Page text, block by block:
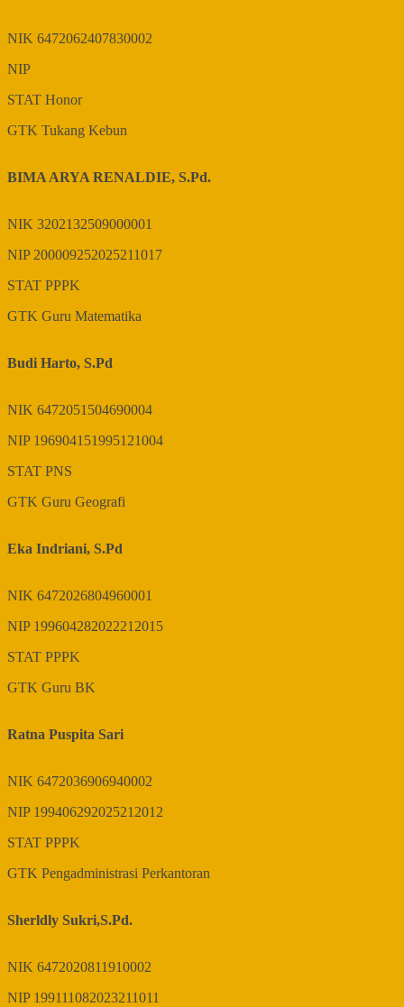
NIK 6472062407830002
NIP
STAT Honor
GTK Tukang Kebun
BIMA ARYA RENALDIE, S.Pd.
NIK 3202132509000001
NIP 200009252025211017
STAT PPPK
GTK Guru Matematika
Budi Harto, S.Pd
NIK 6472051504690004
NIP 196904151995121004
STAT PNS
GTK Guru Geografi
Eka Indriani, S.Pd
NIK 6472026804960001
NIP 199604282022212015
STAT PPPK
GTK Guru BK
Ratna Puspita Sari
NIK 6472036906940002
NIP 199406292025212012
STAT PPPK
GTK Pengadministrasi Perkantoran
Sherldly Sukri,S.Pd.
NIK 6472020811910002
NIP 199111082023211011